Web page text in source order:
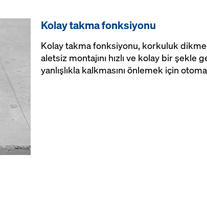
Kolay takma fonksiyonu
Kolay takma fonksiyonu, korkuluk
aletsiz montajını hızlı ve kolay bir şekle
yanlışlıkla kalkmasını önlemek için